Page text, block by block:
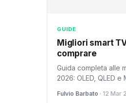
GUIDE
Migliori smart
comprare
Guida completa alle
2026: OLED, QLED
Samsung, Sony e
Fulvio Barbato · 12 Mar